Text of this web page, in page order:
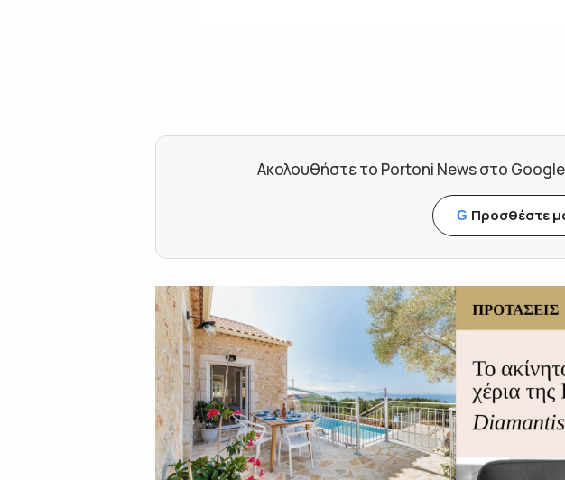
Ακολουθήστε το Portoni News στο Google
G Προσθέστε